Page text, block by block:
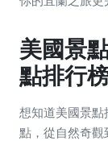
美國景
點排行
想知道美國景
點，從自然奇